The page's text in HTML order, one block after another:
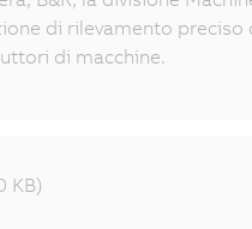
di rilevamento preciso
di macchine.
KB)